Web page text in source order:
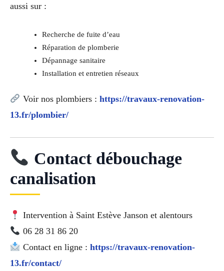
aussi sur :
Recherche de fuite d’eau
Réparation de plomberie
Dépannage sanitaire
Installation et entretien réseaux
Voir nos plombiers : https://travaux-renovation-
13.fr/plombier/
Contact débouchage
canalisation
Intervention à Saint Estève Janson et alentours
06 28 31 86 20
Contact en ligne : https://travaux-renovation-
13.fr/contact/